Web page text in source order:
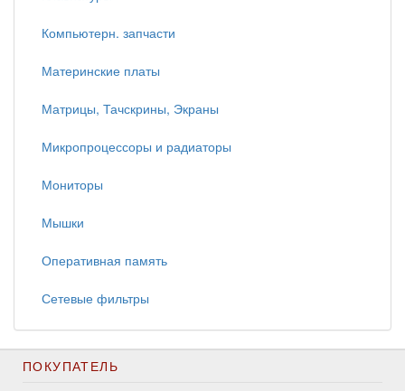
Компьютерн. запчасти
Материнские платы
Матрицы, Тачскрины, Экраны
Микропроцессоры и радиаторы
Мониторы
Мышки
Оперативная память
Сетевые фильтры
ПОКУПАТЕЛЬ